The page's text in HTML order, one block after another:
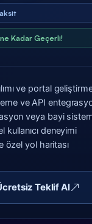
Kadar Geçerli!
ve portal
ve API
veya bayi
kullanıcı deneyimi
özel yol haritası
Teklif Al